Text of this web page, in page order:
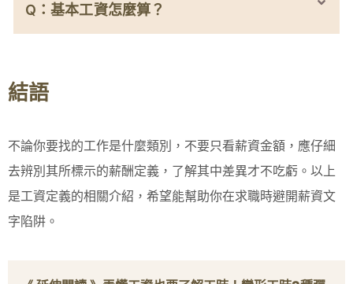
Q：基本工資怎麼算？
結語
不論你要找的工作是什麼類別，不要只看薪資金額，應仔細
去辨別其所標示的薪酬定義，了解其中差異才不吃虧。以上
是工資定義的相關介紹，希望能幫助你在求職時避開薪資文
字陷阱。